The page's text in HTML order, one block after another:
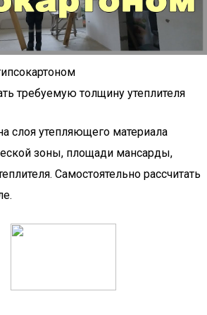
требуемую толщину утеплителя
слоя утепляющего материала
зоны, площади мансарды,
Самостоятельно рассчитать